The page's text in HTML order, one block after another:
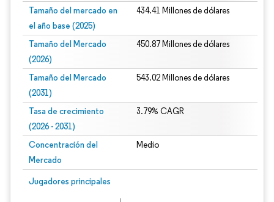
Tamaño del mercado en
el año base (2025)
434.41 Millones de dólares
Tamaño del Mercado
(2026)
450.87 Millones de dólares
Tamaño del Mercado
(2031)
543.02 Millones de dólares
Tasa de crecimiento
(2026 - 2031)
3.79% CAGR
Concentración del
Mercado
Medio
Jugadores principales
Imagen © Mordor Intelligence. El uso requiere atribución según CC BY 4.0.